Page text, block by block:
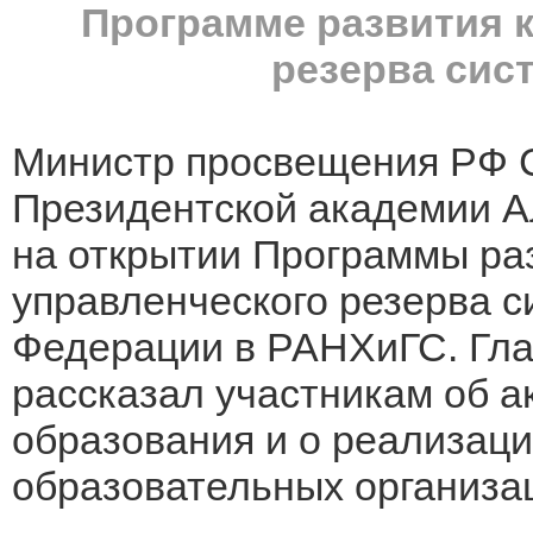
Программе развития
резерва
Министр просвещения РФ
Президентской академии
на открытии Программы
управленческого резерва
Федерации в РАНХиГС.
рассказал участникам об
образования и о
образовательных